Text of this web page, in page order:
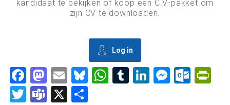
kandidaat te bekijken of koop een C.V-pakket om
zijn CV te downloaden.
Log in
Facebook
Mastodon
EmailBluesky
WhatsApp
Tumblr
LinkedIn
Twitter
Teams
X